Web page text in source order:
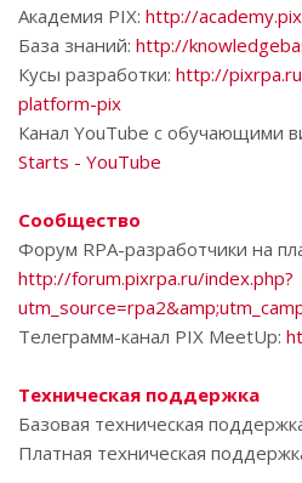
Академия PIX: http://
База знаний: http://
Кусы разработки: http://
platform-pix
Канал YouTube с обучающими
Starts - YouTube
Сообщество
Форум RPA-разработчики на
http://forum.pixrpa.ru/index.php?
Телеграмм-канал PIX MeetUp:
Техническая поддержка
Базовая техническая
Платная техническая